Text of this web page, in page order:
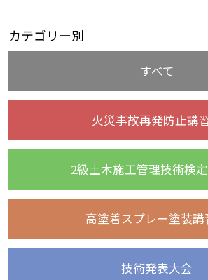
カテゴリー別
すべて
火災事故再発防止講
2級土木施工管理技術検
高塗着スプレー塗装講
技術発表大会